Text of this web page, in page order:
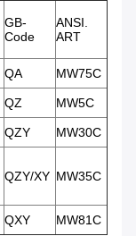
GB-
Code
ANSI.
ART
QA
MW75C
QZ
MW5C
QZY
MW30C
QZY/XY MW35C
QXY
MW81C